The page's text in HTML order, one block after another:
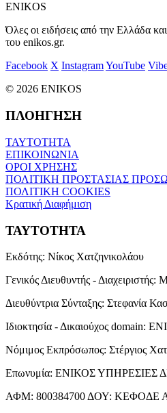
ENIKOS
Όλες οι ειδήσεις από την Ελλάδα
του enikos.gr.
Facebook X InstagramYouTube
© 2026 ENIKOS
ΠΛΟΗΓΗΣΗ
ΤΑΥΤΟΤΗΤΑ
ΕΠΙΚΟΙΝΩΝΙΑ
ΟΡΟΙ ΧΡΗΣΗΣ
ΠΟΛΙΤΙΚΗ ΠΡΟΣΤΑΣΙΑΣ
ΠΟΛΙΤΙΚΗ COOKIES
Κρατική Διαφήμιση
ΤΑΥΤΟΤΗΤΑ
Εκδότης: Νίκος Χατζηνικολάου
Γενικός Διευθυντής - Διαχειριστής:
Διευθύντρια Σύνταξης: Στεφανία
Ιδιοκτησία - Δικαιούχος domain:
Νόμιμος Εκπρόσωπος: Στέργιος
Επωνυμία: ΕΝΙΚΟΣ ΥΠΗΡΕΣΙΕΣ
ΑΦΜ: 800384700 ΔΟΥ: ΚΕΦΟΔΕ